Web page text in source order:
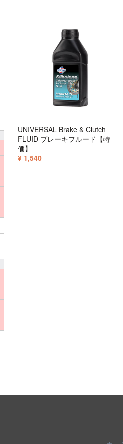
UNIVERSAL Brake & Clutch
FLUID ブレーキフルード【特
価】
¥ 1,540